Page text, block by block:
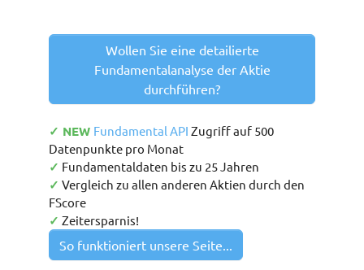
Wollen Sie eine detailierte
Fundamentalanalyse der Aktie
durchführen?
✓ NEW Fundamental API Zugriff auf 500
Datenpunkte pro Monat
✓ Fundamentaldaten bis zu 25 Jahren
✓ Vergleich zu allen anderen Aktien durch den
FScore
✓ Zeitersparnis!
So funktioniert unsere Seite...